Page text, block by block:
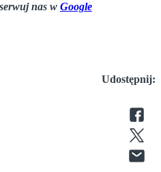
nas w Google
Udostępnij: